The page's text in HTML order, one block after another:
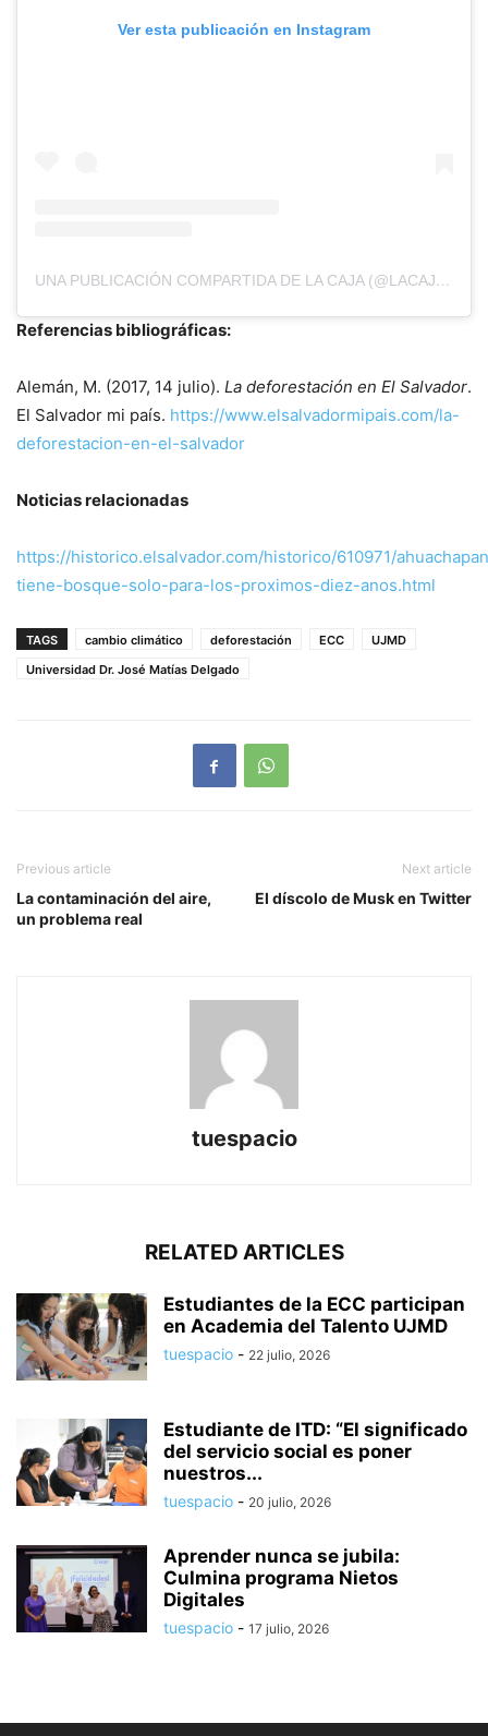
Ver esta publicación en Instagram
UNA PUBLICACIÓN COMPARTIDA DE LA CAJA (@LACAJASV)
Referencias bibliográficas:
Alemán, M. (2017, 14 julio). La deforestación en El Salvador.
El Salvador mi país. https://www.elsalvadormipais.com/la-
deforestacion-en-el-salvador
Noticias relacionadas
https://historico.elsalvador.com/historico/610971/
tiene-bosque-solo-para-los-proximos-diez-anos.html
TAGS cambio climático deforestación ECC
UJMD
Universidad Dr. José Matías Delgado
Previous article
La contaminación del aire,
un problema real
Next article
El díscolo de Musk en Twitter
tuespacio
RELATED ARTICLES
Estudiantes de la ECC participan
en Academia del Talento UJMD
tuespacio - 22 julio, 2026
Estudiante de ITD: “El significado
del servicio social es poner
nuestros...
tuespacio - 20 julio, 2026
Aprender nunca se jubila:
Culmina programa Nietos
Digitales
tuespacio - 17 julio, 2026